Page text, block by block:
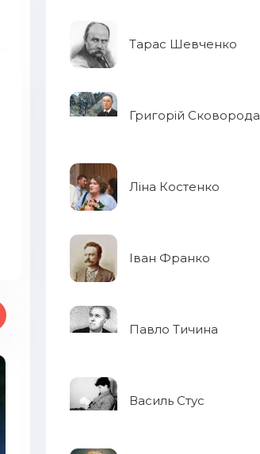
Тарас Шевченко
Григорій Сковорода
Ліна Костенко
Іван Франко
Павло Тичина
Василь Стус